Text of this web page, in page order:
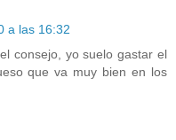
a las 16:32
consejo, yo suelo gastar el
que va muy bien en los